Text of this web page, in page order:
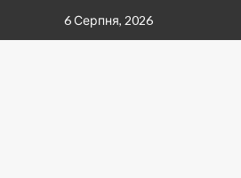
6 Серпня, 2026